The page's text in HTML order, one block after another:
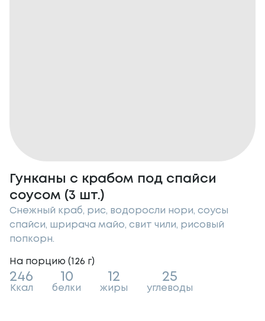
Гунканы с крабом под спайси
соусом (3 шт.)
Снежный краб, рис, водоросли нори, соусы
спайси, шрирача майо, свит чили, рисовый
попкорн.
На порцию (126 г)
246
Ккал
10
белки
12
жиры
25
углеводы